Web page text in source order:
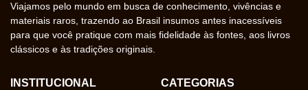
Viajamos pelo mundo em busca de conhecimento, vivências e
materiais raros, trazendo ao Brasil insumos antes inacessíveis
para que você pratique com mais fidelidade às fontes, aos livros
clássicos e às tradições originais.
INSTITUCIONAL
CATEGORIAS